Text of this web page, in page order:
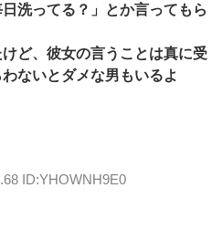
洗ってる？」とか言ってもら
ど、彼女の言うことは真に受
ないとダメな男もいるよ
ID:YHOWNH9E0